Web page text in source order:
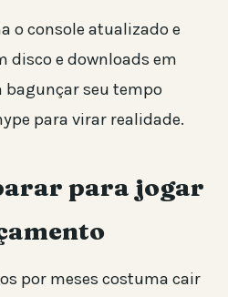
o console atualizado e
disco e downloads em
bagunçar seu tempo
para virar realidade.
para jogar
por meses costuma cair